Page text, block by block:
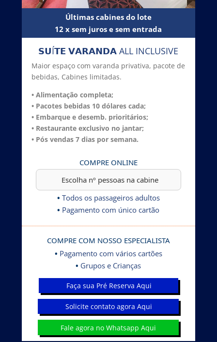
Últimas cabines do lote
12 x sem juros e sem entrada
𝗦𝗨Í𝗧𝗘 𝗩𝗔𝗥𝗔𝗡𝗗𝗔 ALL INCLUSIVE
Maior espaço com varanda privativa, pacote de
bebidas, Cabines limitadas.
• Alimentação completa;
• Pacotes bebidas 10 dólares cada;
• Embarque e desemb. prioritários;
• Restaurante exclusivo no jantar;
• Pós vendas 7 dias por semana.
COMPRE ONLINE
• Todos os passageiros adultos
• Pagamento com único cartão
COMPRE COM NOSSO ESPECIALISTA
• Pagamento com vários cartões
• Grupos e Crianças
Faça sua Pré Reserva Aqui
Solicite contato agora Aqui
Fale agora no Whatsapp Aqui